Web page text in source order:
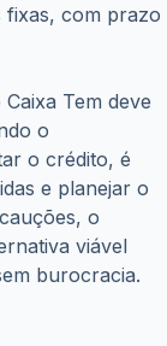
fixas, com prazo
Tem deve
o
o crédito, é
e planejar o
o
viável
burocracia.